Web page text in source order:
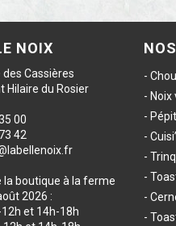
NOIX
des Cassières
Hilaire du Rosier
00
42
la boutique à la ferme
2026 :
12h et 14h-18h